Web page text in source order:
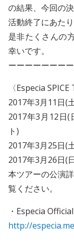
の結果、今回の
活動終了にあた
是非たくさんの
幸いです。
ーーーーーーー
〈Especia SPICE
2017年3月11日(
2017年3月12日(
ト)
2017年3月25日(
2017年3月26日(
本ツアーの公演
覧ください。
・Especia
http://especia.me